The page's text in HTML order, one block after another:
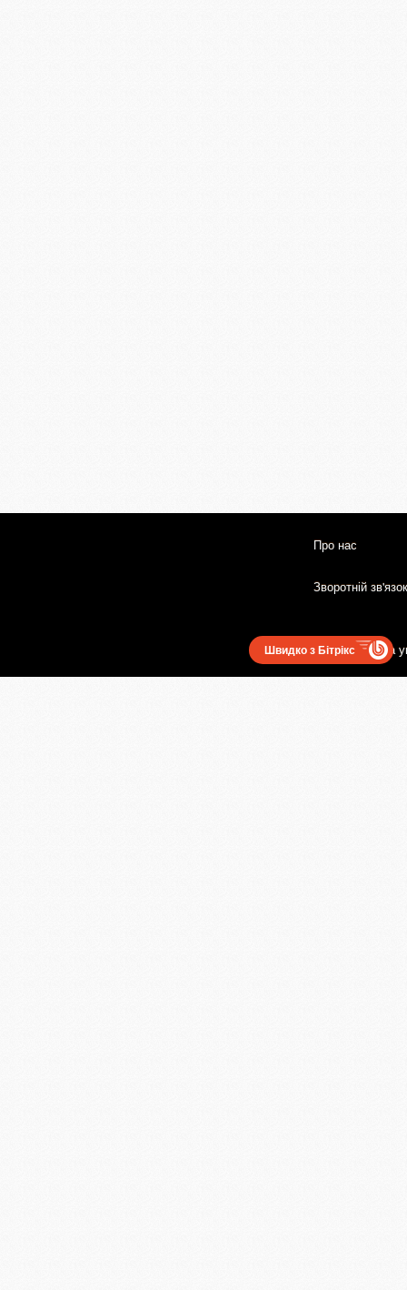
Про нас
Зворотній зв'язок
Користувацька
Швидко з Бітрікс